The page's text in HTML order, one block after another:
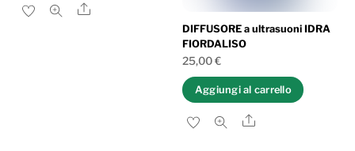
Share
DIFFUSORE a ultrasuoni IDRA
FIORDALISO
25,00€
Aggiungi al carrello
Share